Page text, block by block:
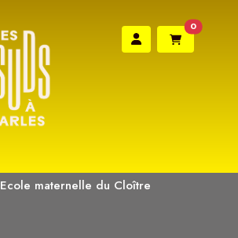
0
Ecole maternelle du Cloître